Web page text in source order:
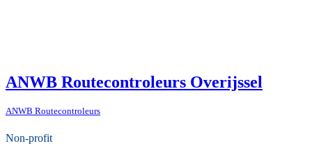
ANWB Routecontroleurs Overijssel
ANWB Routecontroleurs
Non-profit